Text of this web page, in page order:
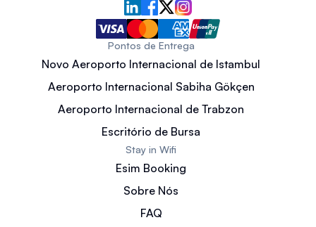
Pontos de Entrega
Novo Aeroporto Internacional de Istambul
Aeroporto Internacional Sabiha Gökçen
Aeroporto Internacional de Trabzon
Escritório de Bursa
Stay in Wifi
Esim Booking
Sobre Nós
FAQ